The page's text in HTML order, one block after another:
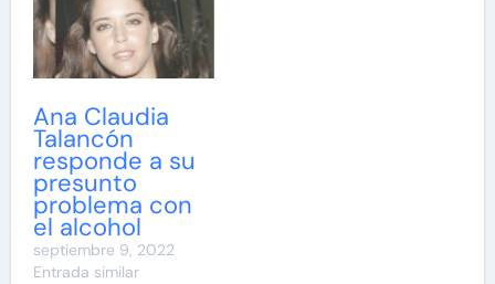
Ana Claudia
Talancón
responde a su
presunto
problema con
el alcohol
septiembre 9, 2022
Entrada similar